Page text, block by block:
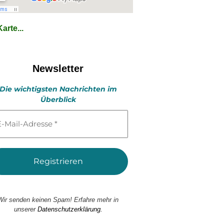
Newsletter
Die wichtigsten Nachrichten im
Überblick
senden keinen Spam! Erfahre mehr in
unserer Datenschutzerklärung.